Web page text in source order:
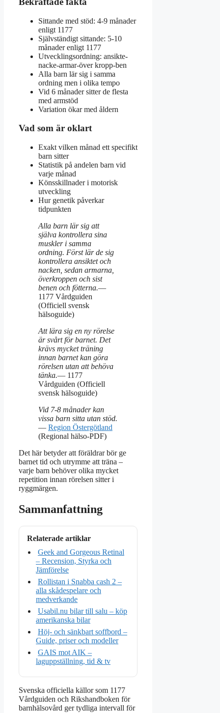
Sittande med stöd: 4-9 månader
enligt 1177
Självständigt sittande: 5-10
månader enligt 1177
Utvecklingsordning: ansikte-
nacke-armar-över kropp-ben
Alla barn lär sig i samma
ordning men i olika tempo
Vid 6 månader sitter de flesta
med armstöd
Variation ökar med åldern
Vad som är oklart
Exakt vilken månad ett specifikt
barn sitter
Statistik på andelen barn vid
varje månad
Könsskillnader i motorisk
utveckling
Hur genetik påverkar
tidpunkten
Alla barn lär sig att
själva kontrollera sina
muskler i samma
ordning. Först lär de sig
kontrollera ansiktet och
nacken, sedan armarna,
överkroppen och sist
benen och fötterna.—
1177 Vårdguiden
(Officiell svensk
hälsoguide)
Att lära sig en ny rörelse
är svårt för barnet. Det
krävs mycket träning
innan barnet kan göra
rörelsen utan att behöva
tänka.— 1177
Vårdguiden (Officiell
svensk hälsoguide)
Vid 7-8 månader kan
vissa barn sitta utan stöd.
— Region Östergötland
(Regional hälso-PDF)
Det här betyder att föräldrar bör ge
barnet tid och utrymme att träna –
varje barn behöver olika mycket
repetition innan rörelsen sitter i
ryggmärgen.
Sammanfattning
Relaterade artiklar
Geek and Gorgeous Retinal
– Recension, Styrka och
Jämförelse
Rollistan i Snabba cash 2 –
alla skådespelare och
medverkande
Usabil.nu bilar till salu – köp
amerikanska bilar
Höj- och sänkbart soffbord –
Guide, priser och modeller
GAIS mot AIK –
laguppställning, tid & tv
Svenska officiella källor som 1177
Vårdguiden och Rikshandboken för
barnhälsovård ger tydliga intervall för